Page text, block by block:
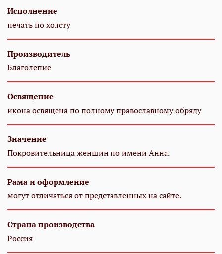
Исполнение
печать по холсту
Производитель
Благолепие
Освящение
икона освящена по полному православному обряду
Значение
Покровительница женщин по имени Анна.
Рама и оформление
могут отличаться от представленных на сайте.
Страна производства
Россия